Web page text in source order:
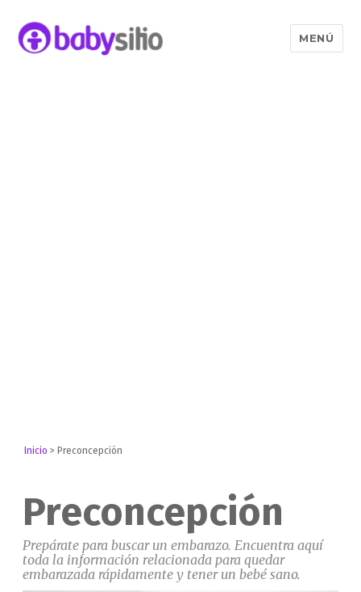
MENÚ
Inicio > Preconcepción
Preconcepción
Prepárate para buscar un embarazo. Encuentra aquí
toda la información relacionada para quedar
embarazada rápidamente y tener un bebé sano.